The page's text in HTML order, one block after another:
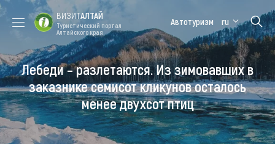
Форум VISIT
ALTAI
Цветение
маральника
Медицинский
форум
Алтайская
зимовка
Туры
Где побывать
ВИЗИТАЛТАЙ
Туристический портал
Алтайского края
Автотуризм ru
Лебеди – разлетаются. Из зимовавших в
заказнике семисот кликунов осталось
менее двухсот птиц